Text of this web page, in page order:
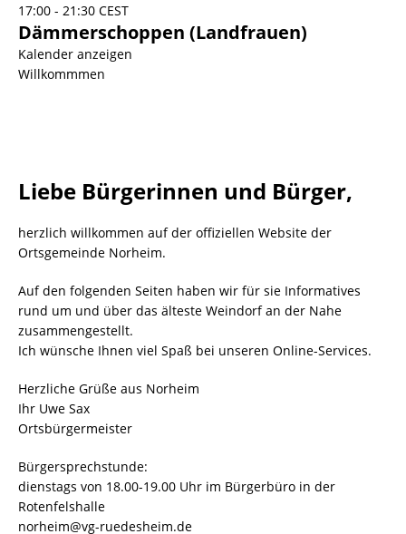
17:00 - 21:30 CEST
Dämmerschoppen (Landfrauen)
Kalender anzeigen
Willkommmen
Liebe Bürgerinnen und Bürger,
herzlich willkommen auf der offiziellen Website der
Ortsgemeinde Norheim.
Auf den folgenden Seiten haben wir für sie Informatives
rund um und über das älteste Weindorf an der Nahe
zusammengestellt.
Ich wünsche Ihnen viel Spaß bei unseren Online-Services.
Herzliche Grüße aus Norheim
Ihr Uwe Sax
Ortsbürgermeister
Bürgersprechstunde:
dienstags von 18.00-19.00 Uhr im Bürgerbüro in der
Rotenfelshalle
norheim@vg-ruedesheim.de